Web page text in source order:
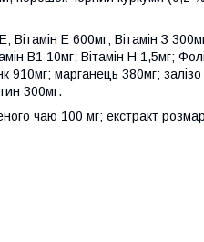
Е 600мг; Вітамін З
В1 10мг; Вітамін Н 1,5мг;
910мг; марганець 380мг;
300мг.
чаю 100 мг; екстракт